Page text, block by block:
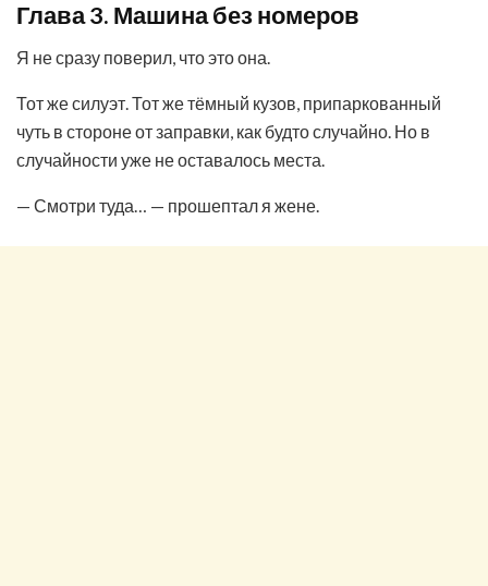
Глава 3. Машина без номеров
Я не сразу поверил, что это она.
Тот же силуэт. Тот же тёмный кузов, припаркованный
чуть в стороне от заправки, как будто случайно. Но в
случайности уже не оставалось места.
— Смотри туда… — прошептал я жене.